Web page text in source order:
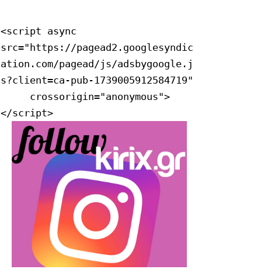
<script async
src="https://pagead2.googlesyndic
ation.com/pagead/js/adsbygoogle.j
s?client=ca-pub-1739005912584719"
</script>